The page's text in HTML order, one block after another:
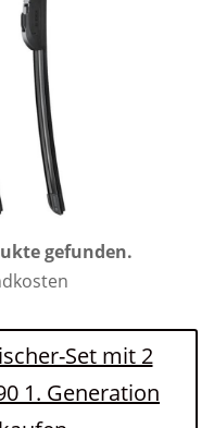
gefunden.
Set mit 2
1. Generation